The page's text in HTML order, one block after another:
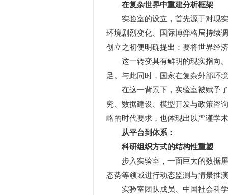
在复杂世界中重建分析框架
实验室的设立，首先源于对现实
环境剧烈变化、国际博弈格局持续
创立之初便明确提出：要将世界经
这一转变具有鲜明的现实指向。
足。与此同时，国家在复杂外部环
在这一背景下，实验室被赋予了
究、数据建设、模型开发与政策咨
略的时代要求，也体现出以严谨学
从平台到体系：
科研组织方式的结构性重塑
步入实验室，一面巨大的数据屏
态势等领域进行动态监测与情景推
实验室团队成员、中国社会科学